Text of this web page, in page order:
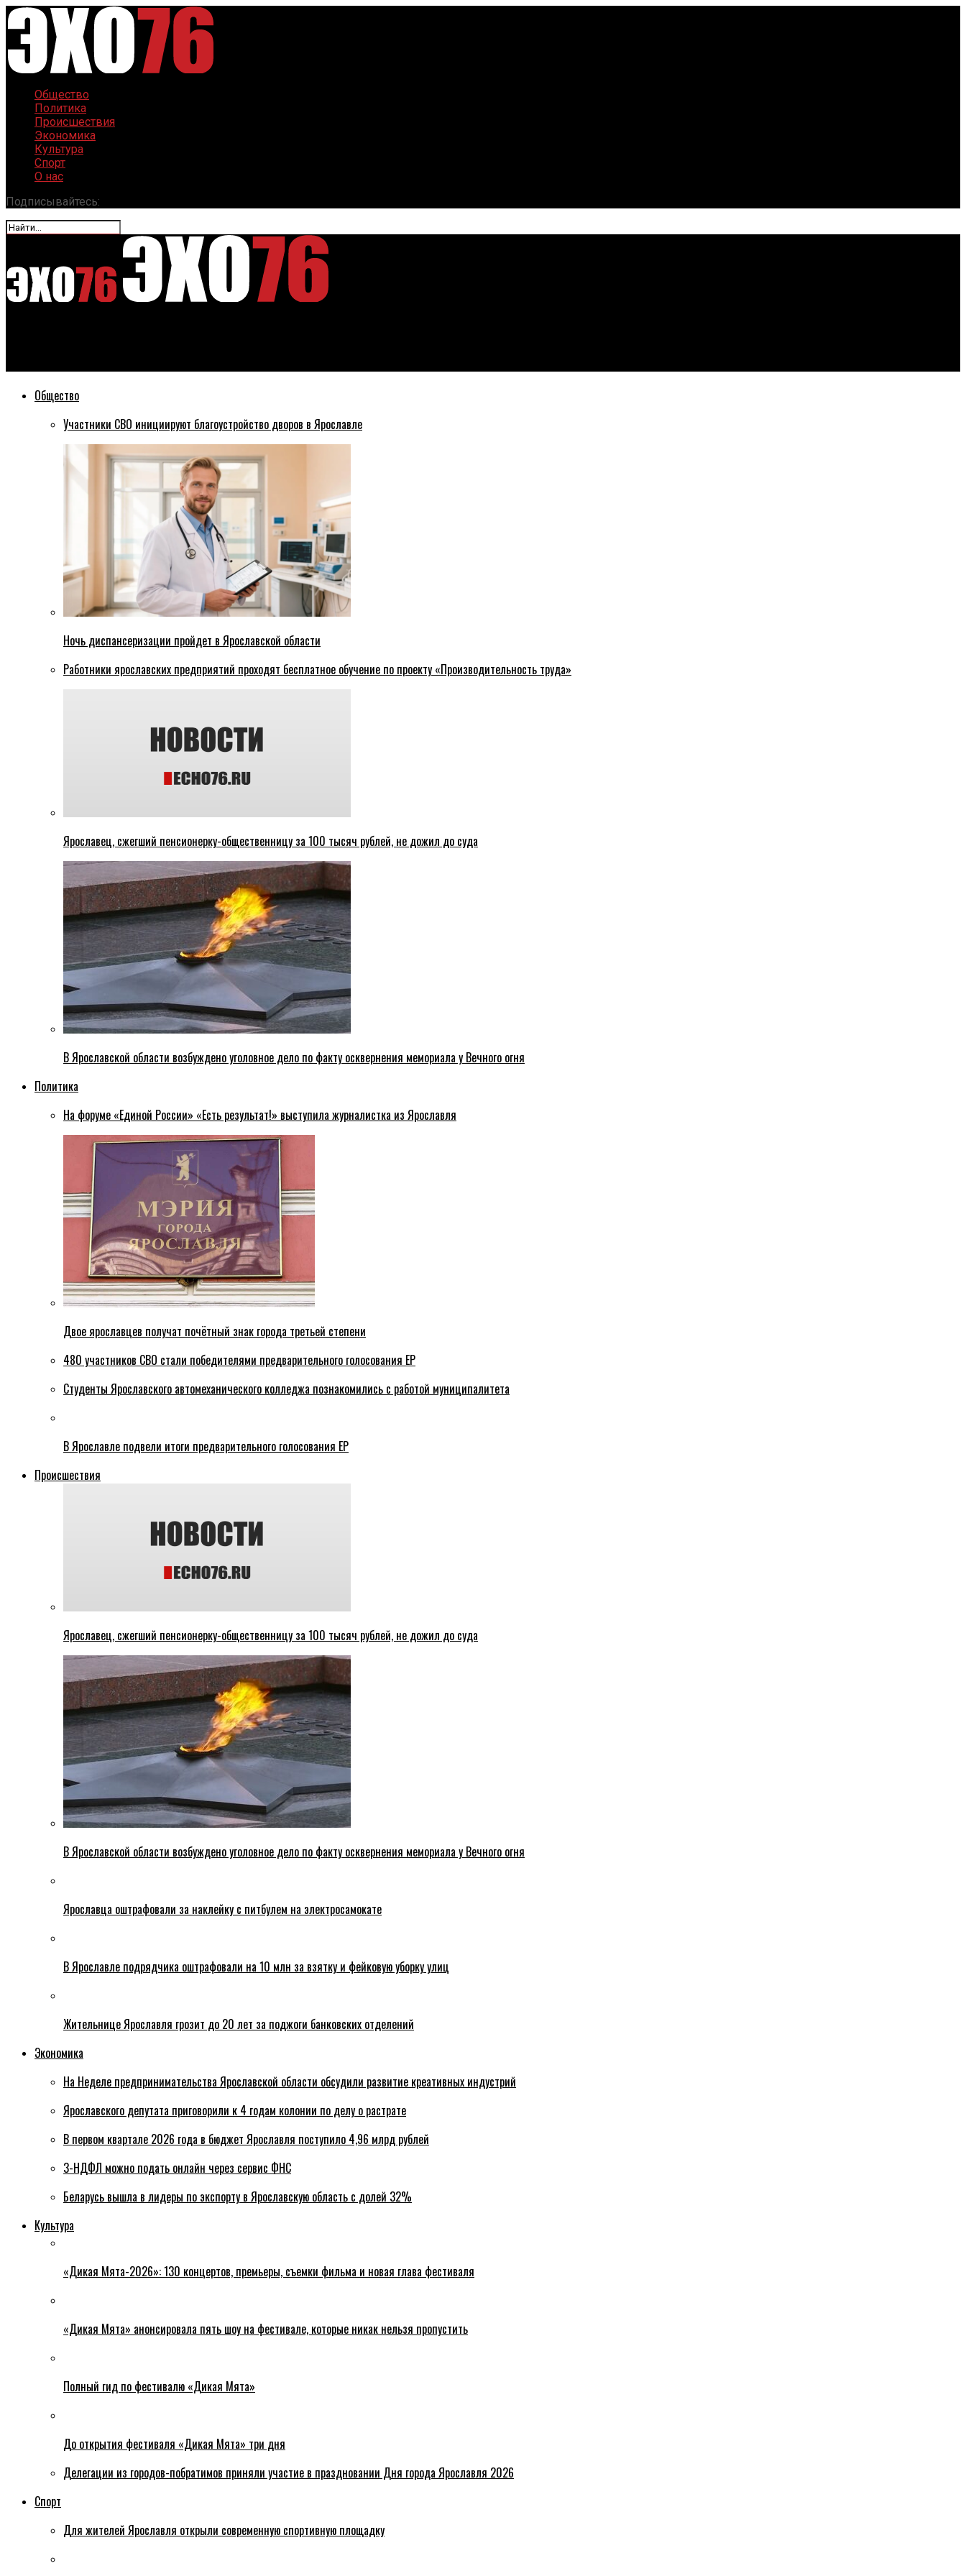
Общество
Политика
Происшествия
Экономика
Культура
Спорт
О нас
Подписывайтесь:
Общество
Участники СВО инициируют благоустройство дворов в Ярославле
Ночь диспансеризации пройдет в Ярославской области
Работники ярославских предприятий проходят бесплатное обучение по проекту «Производительность труда»
Ярославец, сжегший пенсионерку-общественницу за 100 тысяч рублей, не дожил до суда
В Ярославской области возбуждено уголовное дело по факту осквернения мемориала у Вечного огня
Политика
На форуме «Единой России» «Есть результат!» выступила журналистка из Ярославля
Двое ярославцев получат почётный знак города третьей степени
480 участников СВО стали победителями предварительного голосования ЕР
Студенты Ярославского автомеханического колледжа познакомились с работой муниципалитета
В Ярославле подвели итоги предварительного голосования ЕР
Происшествия
Ярославец, сжегший пенсионерку-общественницу за 100 тысяч рублей, не дожил до суда
В Ярославской области возбуждено уголовное дело по факту осквернения мемориала у Вечного огня
Ярославца оштрафовали за наклейку с питбулем на электросамокате
В Ярославле подрядчика оштрафовали на 10 млн за взятку и фейковую уборку улиц
Жительнице Ярославля грозит до 20 лет за поджоги банковских отделений
Экономика
На Неделе предпринимательства Ярославской области обсудили развитие креативных индустрий
Ярославского депутата приговорили к 4 годам колонии по делу о растрате
В первом квартале 2026 года в бюджет Ярославля поступило 4,96 млрд рублей
3-НДФЛ можно подать онлайн через сервис ФНС
Беларусь вышла в лидеры по экспорту в Ярославскую область с долей 32%
Культура
«Дикая Мята-2026»: 130 концертов, премьеры, съемки фильма и новая глава фестиваля
«Дикая Мята» анонсировала пять шоу на фестивале, которые никак нельзя пропустить
Полный гид по фестивалю «Дикая Мята»
До открытия фестиваля «Дикая Мята» три дня
Делегации из городов-побратимов приняли участие в праздновании Дня города Ярославля 2026
Спорт
Для жителей Ярославля открыли современную спортивную площадку